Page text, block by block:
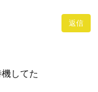
返信
してた